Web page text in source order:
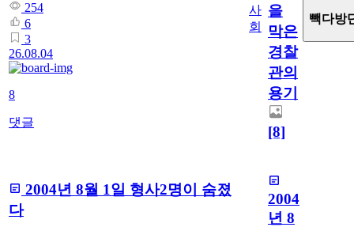
254
6
3
26.08.04
8
댓글
사
회
을
막은
경찰
관의
용기
[8]
빽다방
2004년 8월 1일 형사2명이 숨졌
다
2004
년 8